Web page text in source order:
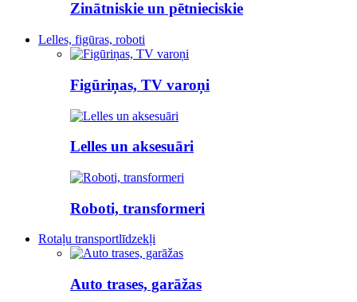
Zinātniskie un pētnieciskie
Lelles, figūras, roboti
Figūriņas, TV varoņi
Lelles un aksesuāri
Roboti, transformeri
Rotaļu transportlīdzekļi
Auto trases, garāžas